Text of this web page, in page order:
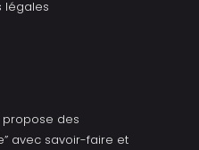
légales
propose des
avec savoir-faire et